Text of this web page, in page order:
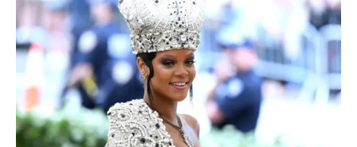
Hónapokon át készültem az esküvőnkre. Spóroltam, minden
apró részletet megterveztem, mert azt akartam, hogy az a
nap pontosan olyan legyen, amilyennek mindig elképzeltem. A
ruha, a csokor, a frizura, még a torta is — mindent szeretettel